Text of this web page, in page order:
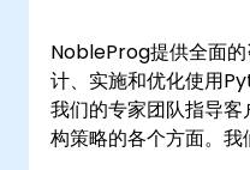
NobleProg提供全面
计、实施和优化使用
我们的专家团队指导
构策略的各个方面。